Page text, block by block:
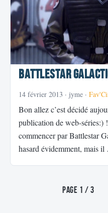
Battlestar
14 février 2013 · jyme ·
Bon allez c’est décidé
publication de web-séries:)
commencer par Battlestar
hasard évidemment, mais
Page 1 / 3